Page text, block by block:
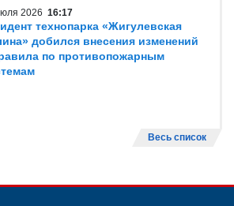
2026 16:17
технопарка «Жигулевская
добился внесения изменений
по противопожарным
Весь список